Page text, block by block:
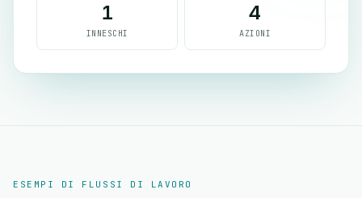
1
INNESCHI
4
AZIONI
ESEMPI DI FLUSSI DI LAVORO